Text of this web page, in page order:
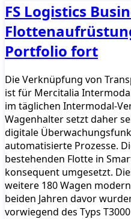
FS Logistics
Portfolio fort
Die Verknüpfung von
ist für Mercitalia
im täglichen Intermodal-
Wagenhalter setzt daher
digitale
automatisierte Prozesse.
bestehenden Flotte in
konsequent umgesetzt.
weitere 180 Wagen
beiden Jahren davor
vorwiegend des Typs